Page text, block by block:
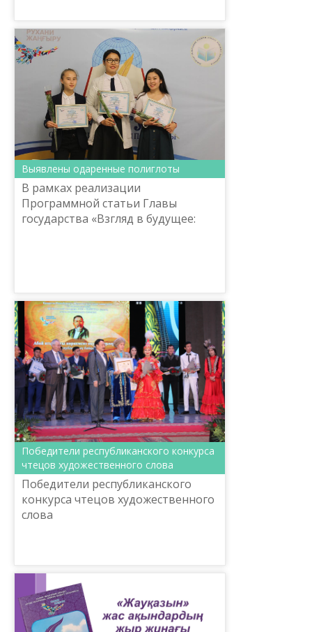
Выявлены одаренные полиглоты
В рамках реализации
Программной статьи Главы
государства «Взгляд в будущее:
Победители республиканского конкурса
чтецов художественного слова
Победители республиканского
конкурса чтецов художественного
слова